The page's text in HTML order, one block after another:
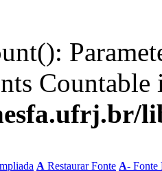
Countable
A Restaurar Fonte A- Fonte